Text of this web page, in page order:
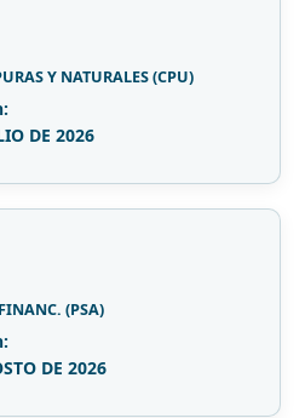
Y NATURALES (CPU)
DE 2026
(PSA)
DE 2026